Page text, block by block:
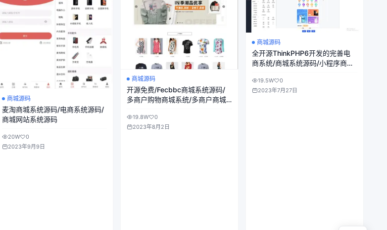
商城源码
麦淘商城系统源码/电商系统源码/
商城网站系统源码
20W
0
2023年9月9日
商城源码
开源免费/Fecbbc商城系统源码/
多商户购物商城系统/多商户商城
19.8W
0
2023年8月2日
商城源码
全开源ThinkPHP6开发的完善电
商系统/商城系统源码/小程序商城
19.5W
0
2023年7月27日